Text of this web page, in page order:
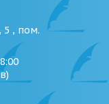
5 , пом.